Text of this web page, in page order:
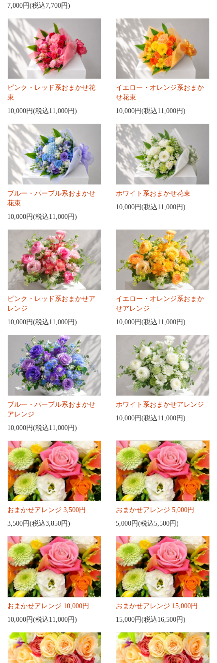
7,000円(税込7,700円)
ピンク・レッド系おまかせ花
束
10,000円(税込11,000円)
イエロー・オレンジ系おまか
せ花束
10,000円(税込11,000円)
ブルー・パープル系おまかせ
花束
10,000円(税込11,000円)
ホワイト系おまかせ花束
10,000円(税込11,000円)
ピンク・レッド系おまかせア
レンジ
10,000円(税込11,000円)
イエロー・オレンジ系おまか
せアレンジ
10,000円(税込11,000円)
ブルー・パープル系おまかせ
アレンジ
10,000円(税込11,000円)
ホワイト系おまかせアレンジ
10,000円(税込11,000円)
おまかせアレンジ 3,500円
3,500円(税込3,850円)
おまかせアレンジ 5,000円
5,000円(税込5,500円)
おまかせアレンジ 10,000円
10,000円(税込11,000円)
おまかせアレンジ 15,000円
15,000円(税込16,500円)